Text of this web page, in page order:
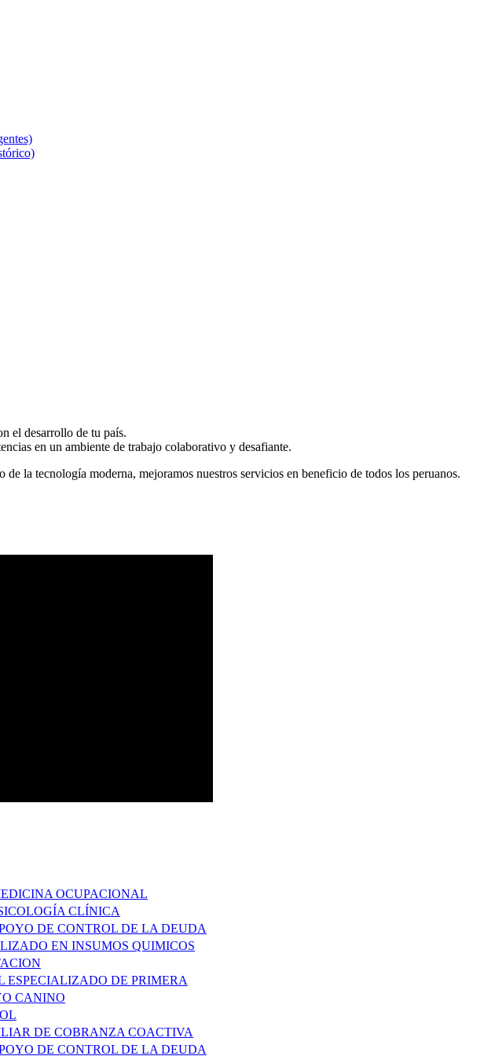
el desarrollo de tu país.
en un ambiente de trabajo colaborativo y desafiante.
de la tecnología moderna, mejoramos nuestros servicios en beneficio de todos los peruanos.
OCUPACIONAL
CLÍNICA
DE CONTROL DE LA DEUDA
EN INSUMOS QUIMICOS
ESPECIALIZADO DE PRIMERA
CANINO
DE COBRANZA COACTIVA
DE CONTROL DE LA DEUDA